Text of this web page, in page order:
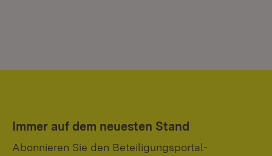
Immer auf dem neuesten Stand
Abonnieren Sie den Beteiligungsportal-